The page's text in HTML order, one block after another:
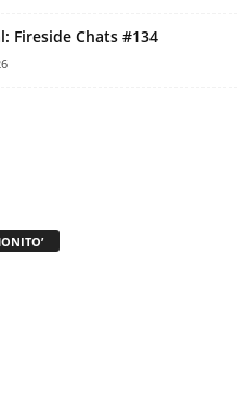
Fireside Chats #134